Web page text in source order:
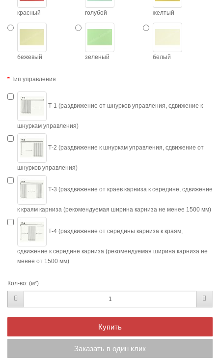
красный голубой желтый
бежевый зеленый белый
Тип управления
Т-1 (раздвижение от шнурков управления, сдвижение к
шнуркам управления)
Т-2 (раздвижение к шнуркам управления, сдвижение от
шнурков управления)
Т-3 (раздвижение от краев карниза к середине, сдвижение
к краям карниза (рекомендуемая ширина карниза не менее 1500 мм)
Т-4 (раздвижение от середины карниза к краям,
сдвижение к середине карниза (рекомендуемая ширина карниза не
менее от 1500 мм)
Кол-во: (м²)
Купить
Заказать в один клик